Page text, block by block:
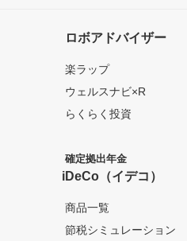
ロボアドバイザー
楽ラップ
ウェルスナビ×R
らくらく投資
確定拠出年金
iDeCo（イデコ）
商品一覧
節税シミュレーション